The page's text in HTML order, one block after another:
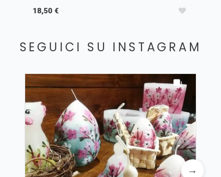
18,50 €
SEGUICI SU INSTAGRAM